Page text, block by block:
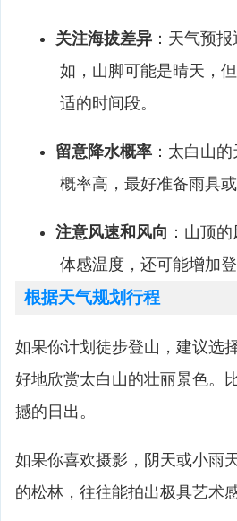
关注海拔差异 ：天气预
如，山脚可能是晴天，
适的时间段。
留意降水概率 ：太白山
概率高，最好准备雨具或
注意风速和风向 ：山顶
体感温度，还可能增加登
根据天气规划行程
如果你计划徒步登山，建议选
好地欣赏太白山的壮丽景色。
撼的日出。
如果你喜欢摄影，阴天或小雨
的松林，往往能拍出极具艺术